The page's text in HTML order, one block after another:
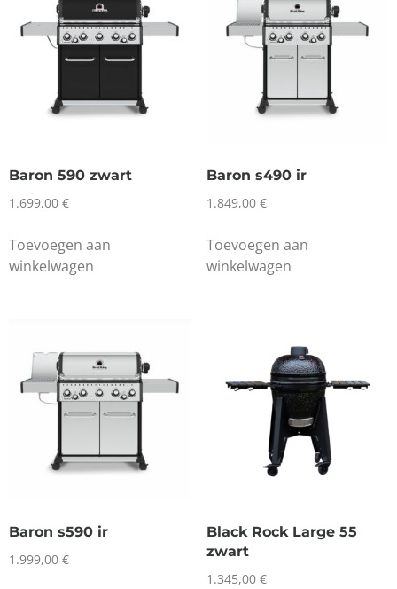
Baron 590 zwart
1.699,00 €
Toevoegen aan
winkelwagen
Baron s490 ir
1.849,00 €
Toevoegen aan
winkelwagen
Baron s590 ir
1.999,00 €
Black Rock Large 55
zwart
1.345,00 €